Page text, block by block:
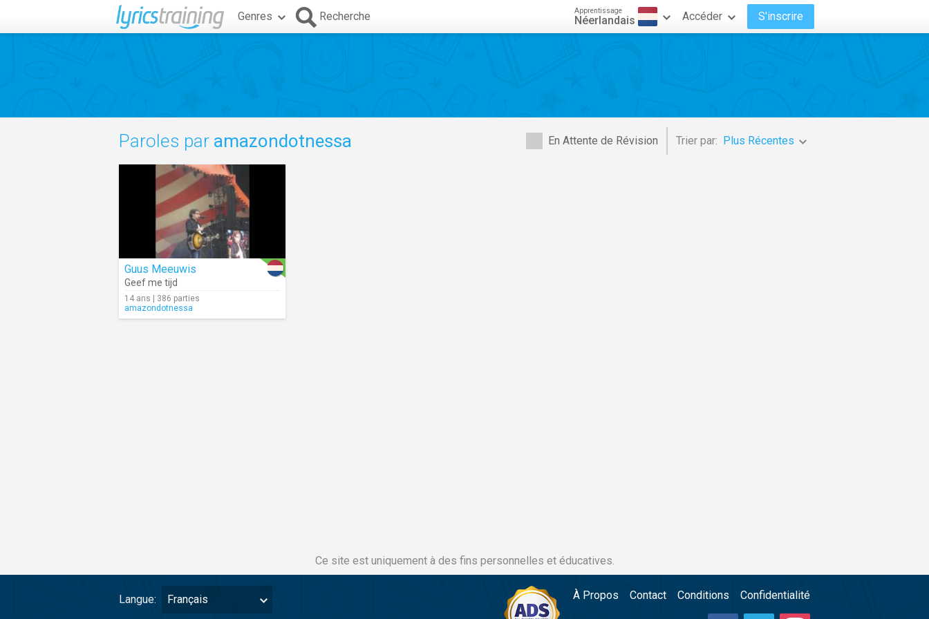
Genres Recherche Apprentissage
Néerlandais Accéder S'inscrire
En Attente de Révision Trier par: Plus Récentes
Paroles par amazondotnessa
Guus Meeuwis
Geef me tijd
14 ans | 386 parties
amazondotnessa
Ce site est uniquement à des fins personnelles et éducatives.
Langue: Français À Propos Contact Conditions Confidentialité